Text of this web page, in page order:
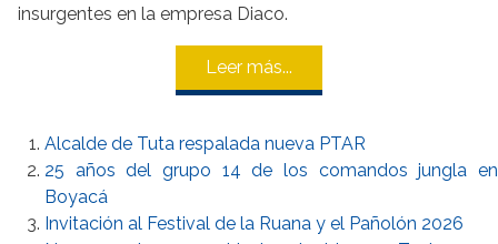
insurgentes en la empresa Diaco.
Leer más...
Alcalde de Tuta respalada nueva PTAR
25 años del grupo 14 de los comandos jungla en
Boyacá
Invitación al Festival de la Ruana y el Pañolón 2026